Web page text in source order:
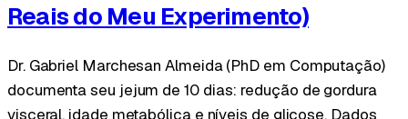
Reais do Meu Experimento)
Dr. Gabriel Marchesan Almeida (PhD em Computação)
documenta seu jejum de 10 dias: redução de gordura
visceral, idade metabólica e níveis de glicose. Dados